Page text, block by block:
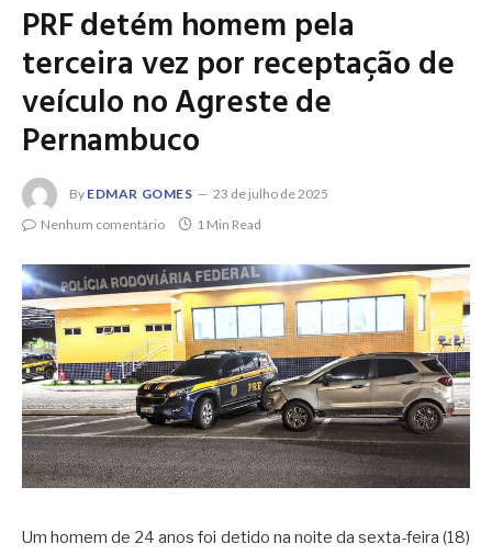
PRF detém homem pela
terceira vez por receptação de
veículo no Agreste de
Pernambuco
By EDMAR GOMES
23 de julho de 2025
Nenhum comentário
1 Min Read
Um homem de 24 anos foi detido na noite da sexta-feira (18)